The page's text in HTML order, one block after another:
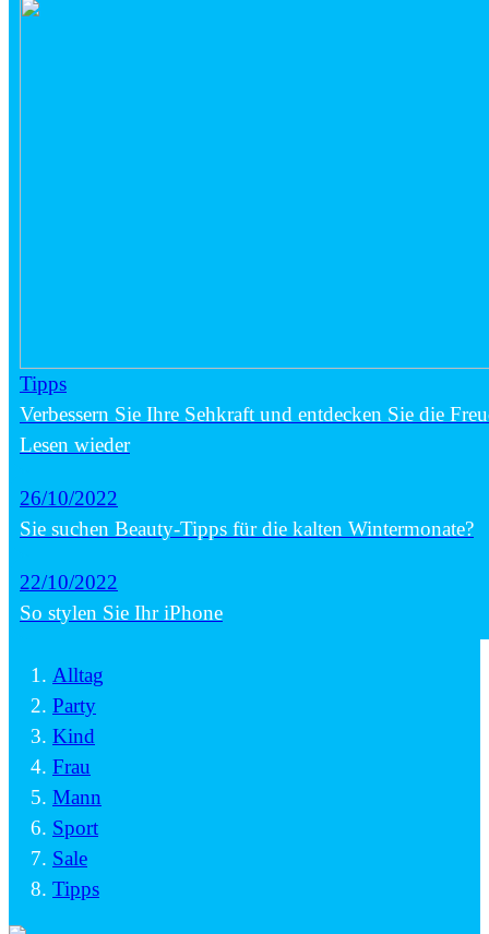
Tipps
Verbessern Sie Ihre Sehkraft und entdecken Sie die
Lesen wieder
26/10/2022
Sie suchen Beauty-Tipps für die kalten Wintermonate?
22/10/2022
So stylen Sie Ihr iPhone
Alltag
Party
Kind
Frau
Mann
Sport
Sale
Tipps